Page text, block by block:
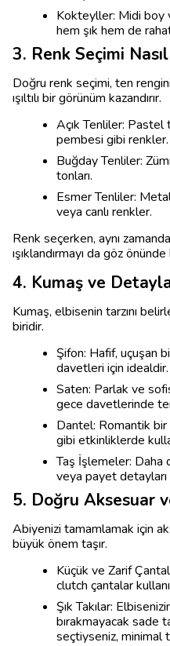
Kokteyller: Midi boy
hem şık hem de
3. Renk Seçimi
Doğru renk seçimi, ten
ışıltılı bir görünüm kazandırır.
Açık Tenliler: Pastel
pembesi gibi renkler.
Buğday Tenliler:
tonları.
Esmer Tenliler:
veya canlı renkler.
Renk seçerken, aynı
ışıklandırmayı da göz önünde
4. Kumaş ve
Kumaş, elbisenin tarzını
biridir.
Şifon: Hafif, uçuşan
davetleri için idealdir.
Saten: Parlak ve
gece davetlerinde
Dantel: Romantik
gibi etkinliklerde
Taş İşlemeler: Daha
veya payet
5. Doğru Aksesuar
Abiyenizi tamamlamak için
büyük önem taşır.
Küçük ve Zarif
clutch çantalar
Şık Takılar:
bırakmayacak sade
seçtiyseniz, minimal